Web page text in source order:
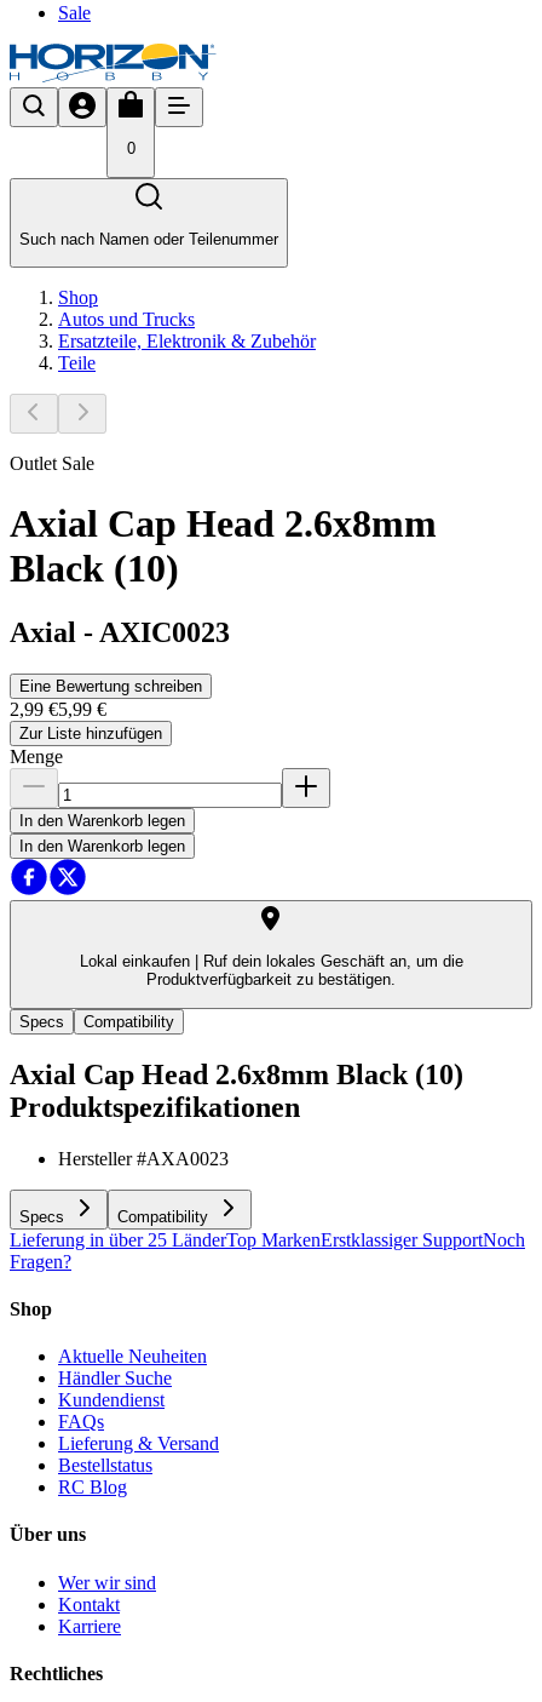
Sale
0
Such nach Namen oder Teilenummer
Shop
Autos und Trucks
Ersatzteile, Elektronik & Zubehör
Teile
Outlet Sale
Axial Cap Head 2.6x8mm
Black (10)
Axial - AXIC0023
Eine Bewertung schreiben
2,99 €5,99 €
Zur Liste hinzufügen
Menge
In den Warenkorb legen
In den Warenkorb legen
Lokal einkaufen |
Ruf dein lokales Geschäft an, um die
Produktverfügbarkeit zu bestätigen.
Specs Compatibility
Axial Cap Head 2.6x8mm Black (10)
Produktspezifikationen
Hersteller #AXA0023
Specs Compatibility
Lieferung in über 25 LänderTop MarkenErstklassiger SupportNoch
Fragen?
Shop
Aktuelle Neuheiten
Händler Suche
Kundendienst
FAQs
Lieferung & Versand
Bestellstatus
RC Blog
Über uns
Wer wir sind
Kontakt
Karriere
Rechtliches